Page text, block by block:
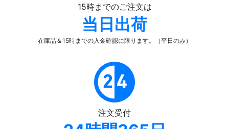
15時までのご注文は
当日出荷
在庫品＆15時までの入金確認に限ります。（平日のみ）
注文受付